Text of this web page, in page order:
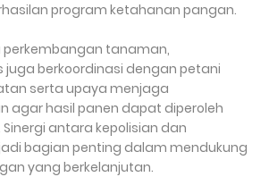
program ketahanan pangan.
tanaman,
berkoordinasi dengan petani
serta upaya menjaga
agar hasil panen dapat diperoleh
antara kepolisian dan
bagian penting dalam mendukung
yang berkelanjutan.